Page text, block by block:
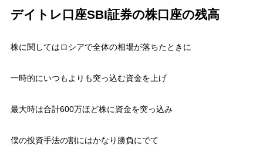
デイトレ口座SBI証券の株口座の残高
株に関してはロシアで全体の相場が落ちたときに
一時的にいつもよりも突っ込む資金を上げ
最大時は合計600万ほど株に資金を突っ込み
僕の投資手法の割にはかなり勝負にでて